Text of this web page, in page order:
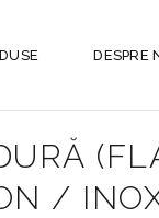
DESPRE
/